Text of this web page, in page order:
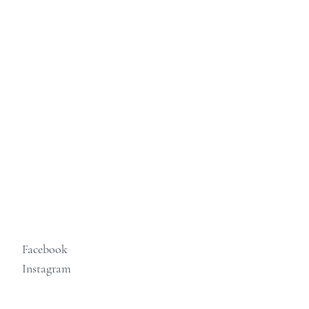
Facebook
Instagram